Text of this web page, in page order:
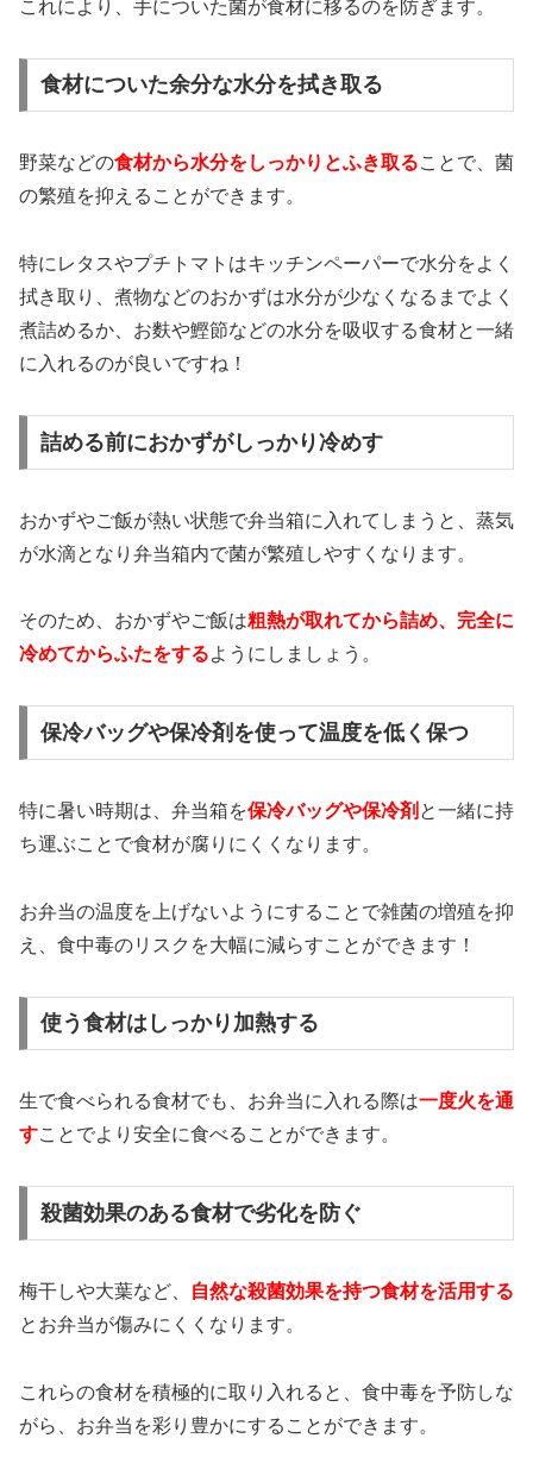
これにより、手についた菌が食材に移るのを防ぎます。
食材についた余分な水分を拭き取る
野菜などの食材から水分をしっかりとふき取ることで、菌
の繁殖を抑えることができます。
特にレタスやプチトマトはキッチンペーパーで水分をよく
拭き取り、煮物などのおかずは水分が少なくなるまでよく
煮詰めるか、お麩や鰹節などの水分を吸収する食材と一緒
に入れるのが良いですね！
詰める前におかずがしっかり冷めす
おかずやご飯が熱い状態で弁当箱に入れてしまうと、蒸気
が水滴となり弁当箱内で菌が繁殖しやすくなります。
そのため、おかずやご飯は粗熱が取れてから詰め、完全に
冷めてからふたをするようにしましょう。
保冷バッグや保冷剤を使って温度を低く保つ
特に暑い時期は、弁当箱を保冷バッグや保冷剤 と一緒に持
ち運ぶことで食材が腐りにくくなります。
お弁当の温度を上げないようにすることで雑菌の増殖を抑
え、食中毒のリスクを大幅に減らすことができます！
使う食材はしっかり加熱する
生で食べられる食材でも、お弁当に入れる際は一度火を通
すことでより安全に食べることができます。
殺菌効果のある食材で劣化を防ぐ
梅干しや大葉など、
自然な殺菌効果を持つ食材を活用する
とお弁当が傷みにくくなります。
これらの食材を積極的に取り入れると、食中毒を予防しな
がら、お弁当を彩り豊かにすることができます。